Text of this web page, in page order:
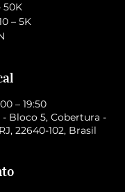
50K
– 5K
– 19:50
- Bloco 5, Cobertura -
22640-102, Brasil